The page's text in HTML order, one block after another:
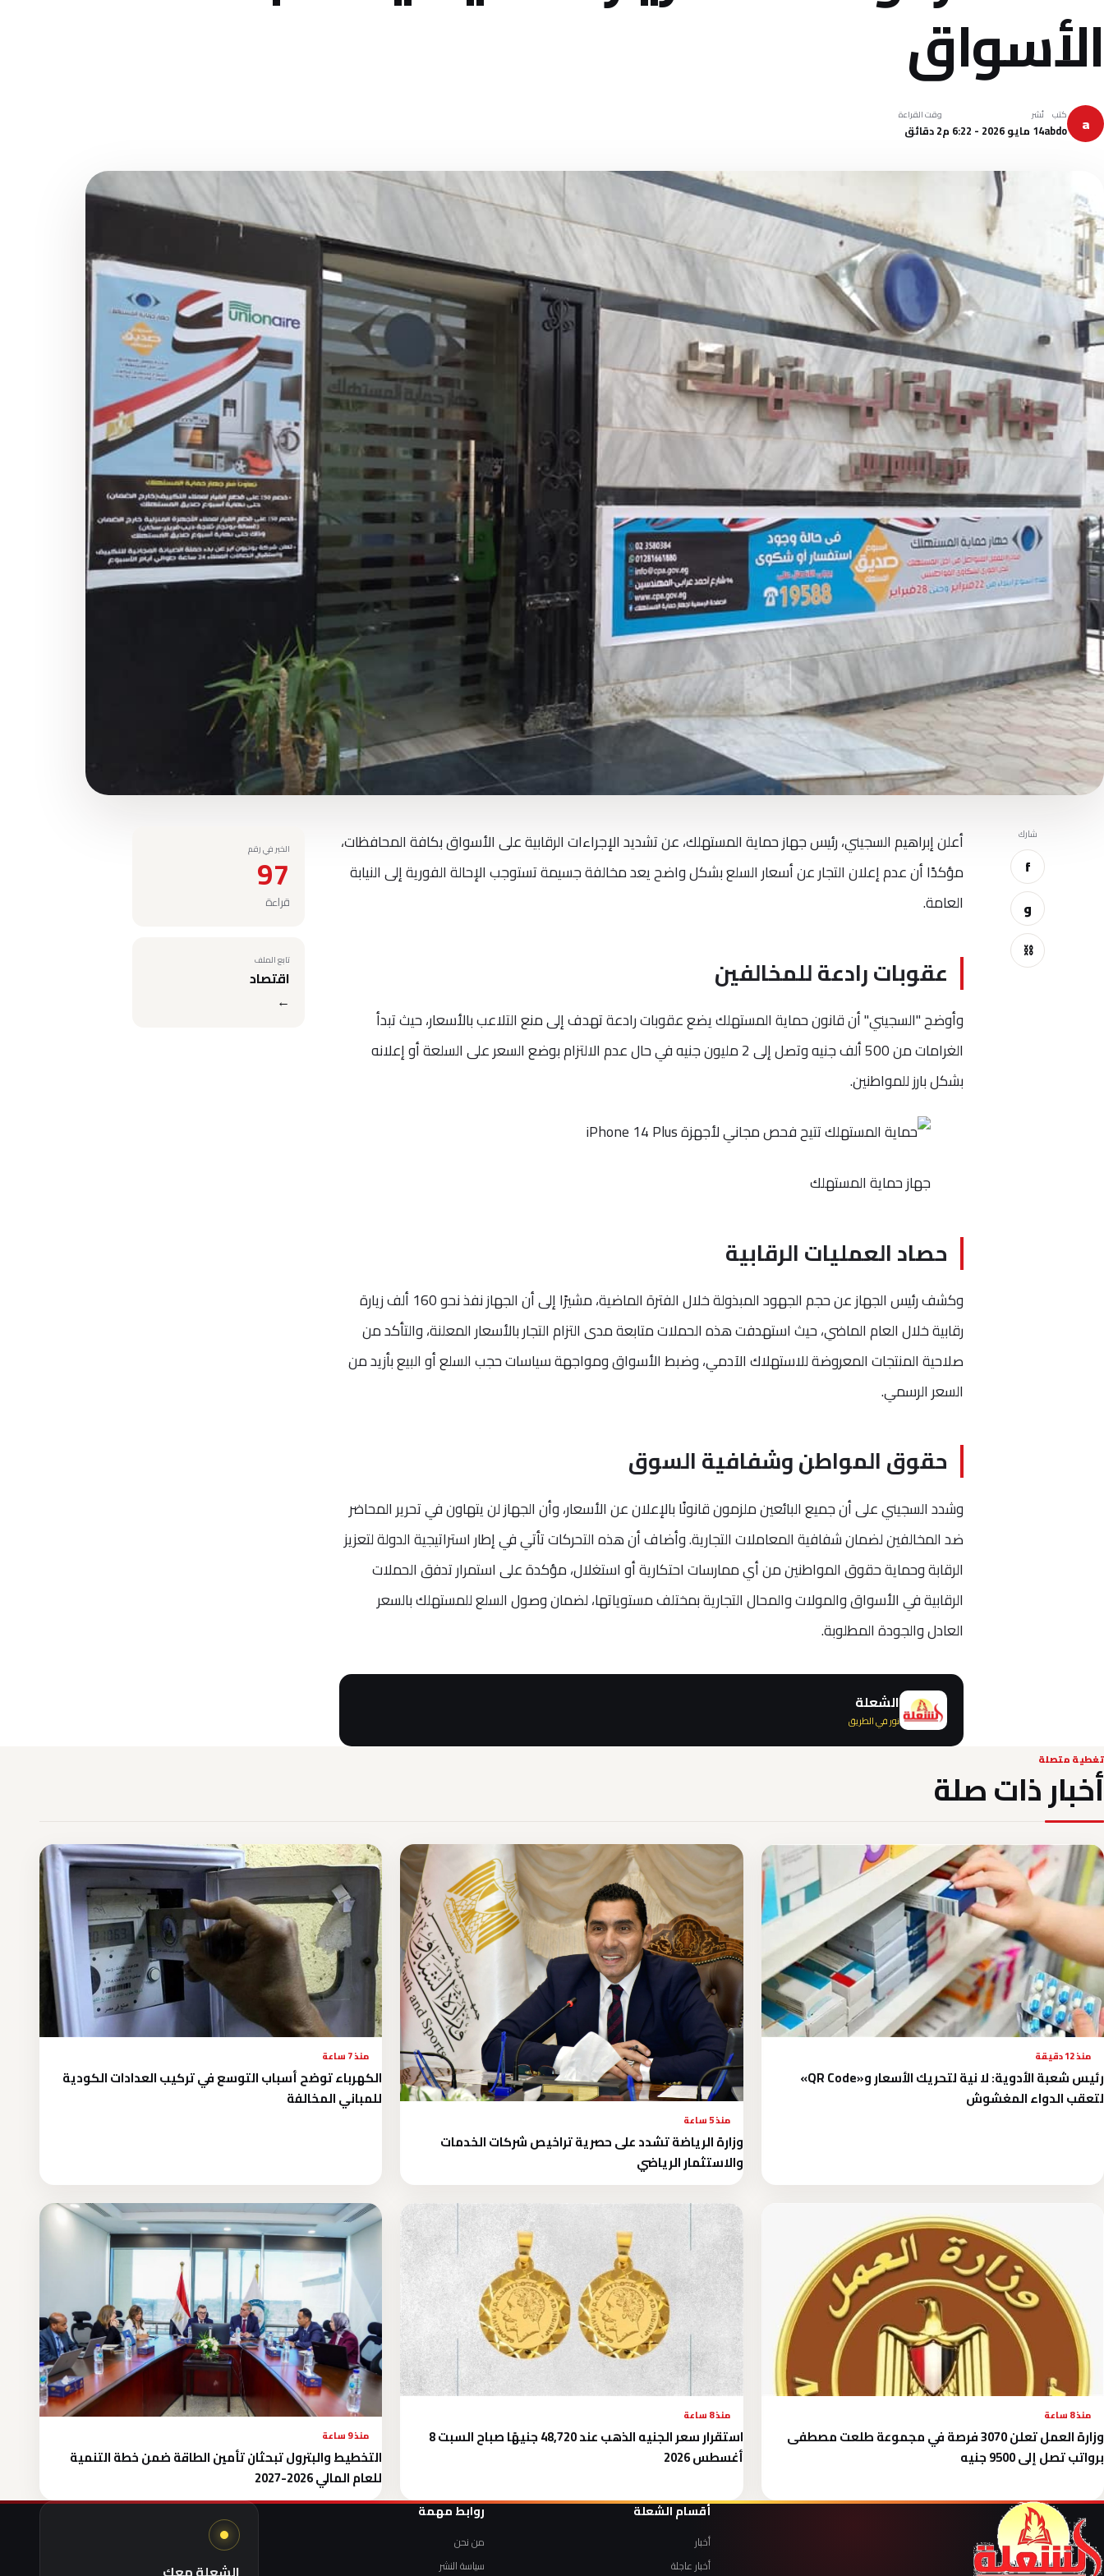
الأسواق
a كتب
abdo
نُشر
14 مايو 2026 - 6:22 م
وقت القراءة
2 دقائق
شارك
f
و
⛓
أعلن إبراهيم السجيني، رئيس جهاز حماية المستهلك، عن تشديد الإجراءات الرقابية على الأسواق بكافة المحافظات،
مؤكدًا أن عدم إعلان التجار عن أسعار السلع بشكل واضح يعد مخالفة جسيمة تستوجب الإحالة الفورية إلى النيابة
العامة.
عقوبات رادعة للمخالفين
وأوضح "السجيني" أن قانون حماية المستهلك يضع عقوبات رادعة تهدف إلى منع التلاعب بالأسعار، حيث تبدأ
الغرامات من 500 ألف جنيه وتصل إلى 2 مليون جنيه في حال عدم الالتزام بوضع السعر على السلعة أو إعلانه
بشكل بارز للمواطنين.
جهاز حماية المستهلك
حصاد العمليات الرقابية
وكشف رئيس الجهاز عن حجم الجهود المبذولة خلال الفترة الماضية، مشيرًا إلى أن الجهاز نفذ نحو 160 ألف زيارة
رقابية خلال العام الماضي، حيث استهدفت هذه الحملات متابعة مدى التزام التجار بالأسعار المعلنة، والتأكد من
صلاحية المنتجات المعروضة للاستهلاك الآدمي، وضبط الأسواق ومواجهة سياسات حجب السلع أو البيع بأزيد من
السعر الرسمي.
حقوق المواطن وشفافية السوق
وشدد السجيني على أن جميع البائعين ملزمون قانونًا بالإعلان عن الأسعار، وأن الجهاز لن يتهاون في تحرير المحاضر
ضد المخالفين لضمان شفافية المعاملات التجارية. وأضاف أن هذه التحركات تأتي في إطار استراتيجية الدولة لتعزيز
الرقابة وحماية حقوق المواطنين من أي ممارسات احتكارية أو استغلال، مؤكدة على استمرار تدفق الحملات
الرقابية في الأسواق والمولات والمحال التجارية بمختلف مستوياتها، لضمان وصول السلع للمستهلك بالسعر
العادل والجودة المطلوبة.
الشعلة
نور في الطريق
الخبر في رقم
97
قراءة
تابع الملف
اقتصاد
←
تغطية متصلة
أخبار ذات صلة
منذ 12 دقيقة
رئيس شعبة الأدوية: لا نية لتحريك الأسعار و«QR Code»
لتعقب الدواء المغشوش
منذ 5 ساعة
وزارة الرياضة تشدد على حصرية تراخيص شركات الخدمات
والاستثمار الرياضي
منذ 7 ساعة
الكهرباء توضح أسباب التوسع في تركيب العدادات الكودية
للمباني المخالفة
منذ 8 ساعة
وزارة العمل تعلن 3070 فرصة في مجموعة طلعت مصطفى
برواتب تصل إلى 9500 جنيه
منذ 8 ساعة
استقرار سعر الجنيه الذهب عند 48,720 جنيهًا صباح السبت 8
أغسطس 2026
منذ 9 ساعة
التخطيط والبترول تبحثان تأمين الطاقة ضمن خطة التنمية
للعام المالي 2026-2027
أقسام الشعلة
أخبار
أخبار عاجلة
روابط مهمة
من نحن
سياسة النشر